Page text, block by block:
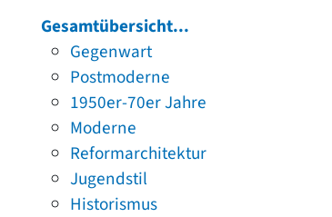
Gesamtübersicht...
Gegenwart
Postmoderne
1950er-70er Jahre
Moderne
Reformarchitektur
Jugendstil
Historismus